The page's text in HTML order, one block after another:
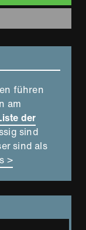
führen
am
der
sind
sind als
>